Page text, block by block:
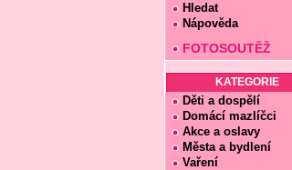
Hledat
Nápověda
FOTOSOUTĚŽ
KATEGORIE
Děti a dospělí
Domácí mazlíčci
Akce a oslavy
Města a bydlení
Vaření